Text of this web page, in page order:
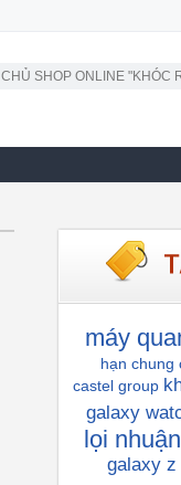
CHỦ SHOP ONLINE "KHÓC
máy
hạn chung
castel group
galaxy
lọi
galaxy z